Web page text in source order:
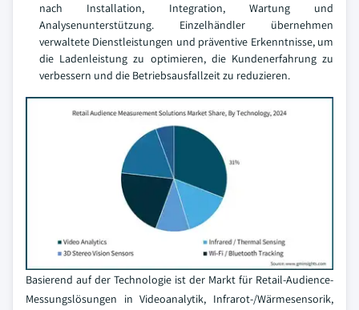
nach Installation, Integration, Wartung und
Analysenunterstützung. Einzelhändler übernehmen
verwaltete Dienstleistungen und präventive Erkenntnisse, um
die Ladenleistung zu optimieren, die Kundenerfahrung zu
verbessern und die Betriebsausfallzeit zu reduzieren.
Basierend auf der Technologie ist der Markt für Retail-Audience-
Messungslösungen in Videoanalytik, Infrarot-/Wärmesensorik,